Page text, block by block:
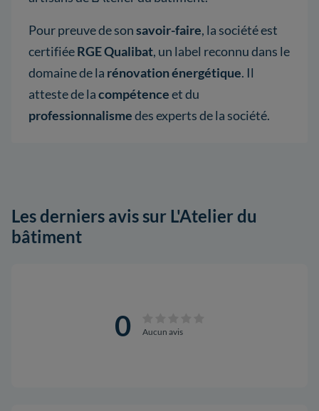
Pour preuve de sonsavoir-faire, la société est
certifiéeRGE Qualibat, un label reconnu dans le
domaine de la rénovation énergétique. Il
atteste de lacompétenceet du
professionnalismedes experts de la société.
Les derniers avis sur L'Atelier du
bâtiment
0 Aucun avis